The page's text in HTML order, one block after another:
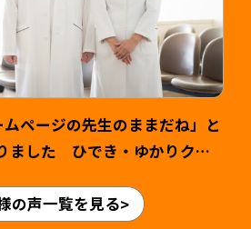
ページの先生のままだね」と
ました ひでき・ゆかりクリ
の声一覧を見る